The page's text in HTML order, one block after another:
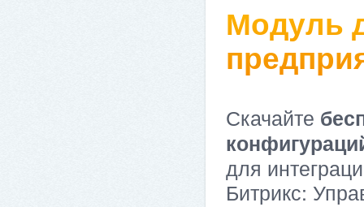
Модуль
Скачайте
для
Битрикс: